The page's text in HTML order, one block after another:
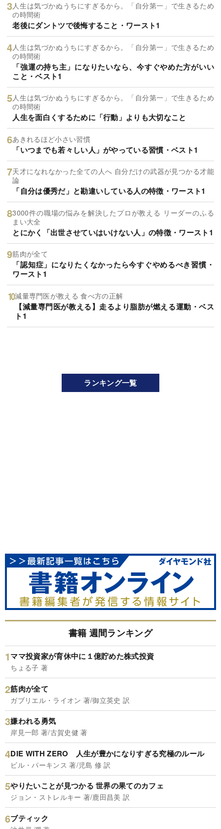
人生は気づかぬうちにすぎるから。「自分第一」で生きるため
の時間術
老後にダントツで後悔すること・ワースト1
人生は気づかぬうちにすぎるから。「自分第一」で生きるため
の時間術
「強運の持ち主」になりたいなら、今すぐやめた方がいい
こと・ベスト1
人生は気づかぬうちにすぎるから。「自分第一」で生きるため
の時間術
人生を面白くするために「行動」よりも大切なこと
あきれるほど小さい習慣
「いつまでも若々しい人」がやっている習慣・ベスト1
天才になれなかった全ての人へ 自分だけの武器が見つかる才能
論
「自分は優秀だ」と勘違いしている人の特徴・ワースト1
3000件の職場の悩みを解決したプロが教える リーダーのふる
まい大全
とにかく「出世させていはいけない人」の特徴・ワースト1
筋肉が全て
「認知症」になりたくなかったら今すぐやめるべき習慣・
ワースト1
減量専門医が教える 食べ方の正解
【減量専門医が教える】走るより脂肪が燃える運動・ベス
ト1
ランキング一覧
書籍 週間ランキング
ママ投資家が育休中に１億貯めた株式投資
ちょる子 著
筋肉が全て
ガブリエル・ライオン 著/御立英史 訳
嫌われる勇気
岸見一郎 著/古賀史健 著
DIE WITH ZERO 人生が豊かになりすぎる究極のルール
ビル・パーキンス 著/児島 修 訳
やりたいことが見つかる 世界の果てのカフェ
ジョン・ストレルキー 著/鹿田昌美 訳
ブティック